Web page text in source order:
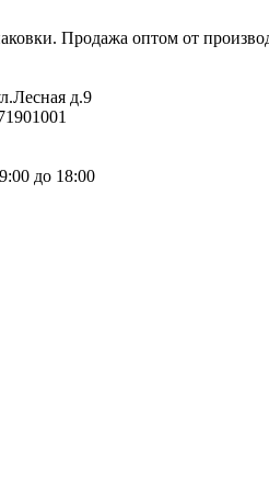
Продажа оптом от
д.9
до 18:00